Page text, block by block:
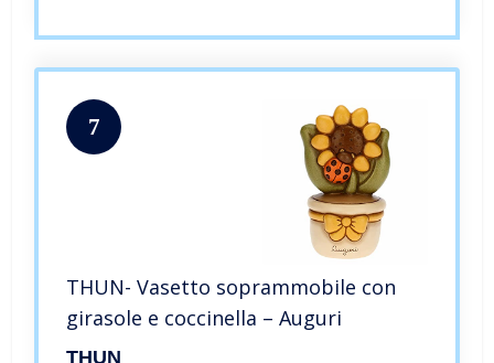
7
THUN- Vasetto soprammobile con
girasole e coccinella – Auguri
THUN